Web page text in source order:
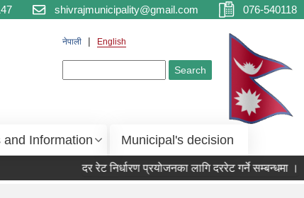
shivrajmunicipality@gmail.com 076-540118
नेपाली English
and Information Municipal's decision
दर रेट निर्धारण प्रयोजनका लागि दररेट गर्ने सम्बन्धमा ।